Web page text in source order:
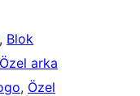
, Blok
Özel arka
, Özel